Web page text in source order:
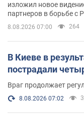
изложил новое
партнеров в борьбе с
8.08.2026 07:00 264
В Киеве в
пострадали
Враг продолжает
8.08.2026 07:02